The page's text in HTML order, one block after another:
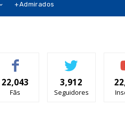
+Admirados
22,043
Fãs
3,912
Seguidores